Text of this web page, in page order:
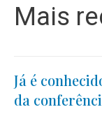
Mais
Já é
da